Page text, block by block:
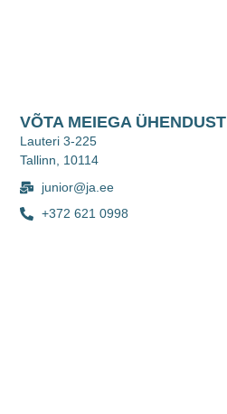
VÕTA MEIEGA ÜHENDUST
Lauteri 3-225
Tallinn, 10114
junior@ja.ee
+372 621 0998